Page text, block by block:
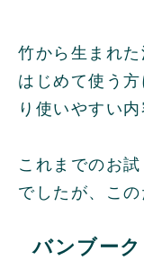
竹から生まれた
はじめて使う
り使いやすい
これまでのお
でしたが、この
バンブー